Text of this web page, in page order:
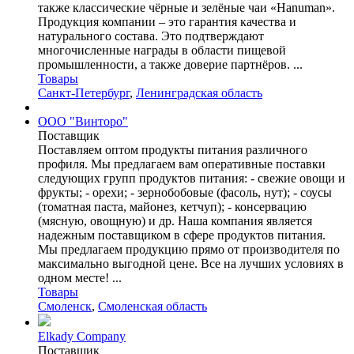
также классические чёрные и зелёные чаи «Hanuman».
Продукция компании – это гарантия ка­чес­тва и
натурального состава. Это под­твер­ждают
многочисленные награды в области пищевой
промышленности, а также доверие партнёров. ...
Товары
Санкт-Петербург, Ленинградская область
ООО "Винторо"
Поставщик
Поставляем оптом продукты питания различного
профиля. Мы предлагаем вам оперативные поставки
следующих групп продуктов питания: - свежие овощи и
фрукты; - орехи; - зернобобовые (фасоль, нут); - соусы
(томатная паста, майонез, кетчуп); - консервацию
(мясную, овощную) и др. Наша компания является
надежным поставщиком в сфере продуктов питания.
Мы предлагаем продукцию прямо от производителя по
максимально выгодной цене. Все на лучших условиях в
одном месте! ...
Товары
Смоленск, Смоленская область
Elkady Company
Поставщик